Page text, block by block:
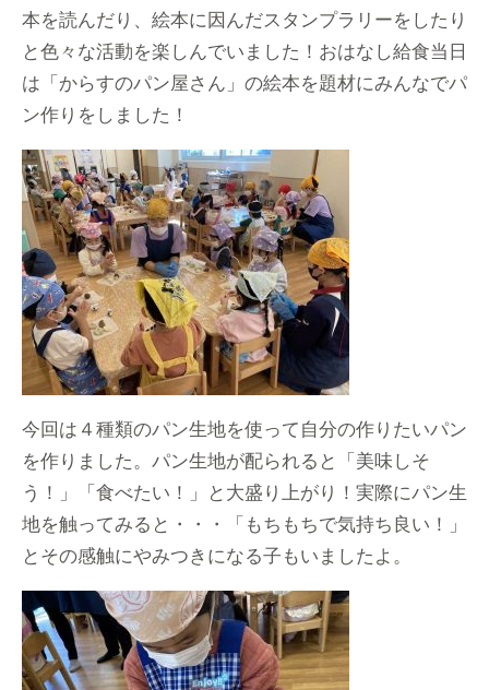
本を読んだり、絵本に因んだスタンプラリーをしたり
と色々な活動を楽しんでいました！おはなし給食当日
は「からすのパン屋さん」の絵本を題材にみんなでパ
ン作りをしました！
今回は４種類のパン生地を使って自分の作りたいパン
を作りました。パン生地が配られると「美味しそ
う！」「食べたい！」と大盛り上がり！実際にパン生
地を触ってみると・・・「もちもちで気持ち良い！」
とその感触にやみつきになる子もいましたよ。